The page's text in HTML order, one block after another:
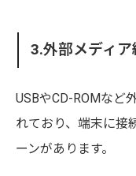
3.外部メディ
USBやCD-ROMなど
れており、端末に接
ーンがあります。